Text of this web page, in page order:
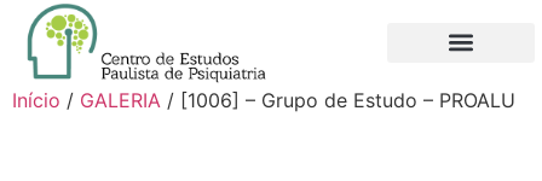
Início / GALERIA / [1006] – Grupo de Estudo – PROALU